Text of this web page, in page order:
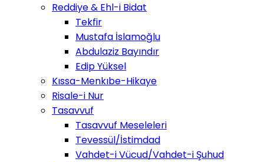
Reddiye & Ehl-i Bidat
Tekfir
Mustafa İslamoğlu
Abdulaziz Bayındır
Edip Yüksel
Kıssa-Menkıbe-Hikaye
Risale-i Nur
Tasavvuf
Tasavvuf Meseleleri
Tevessül/İstimdad
Vahdet-i Vücud/Vahdet-i Şuhud